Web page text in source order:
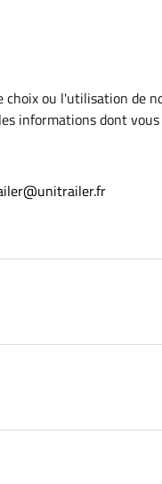
choix ou l'utilisation de
informations dont vous